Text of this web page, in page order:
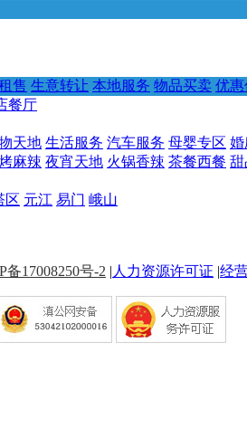
售 生意转让 本地服务 物品买卖 优惠
餐厅
天地 生活服务 汽车服务 母婴专区 婚
麻辣 夜宵天地 火锅香辣 茶餐西餐 甜
区 元江 易门 峨山
备17008250号-2 | 人力资源许可证 |经